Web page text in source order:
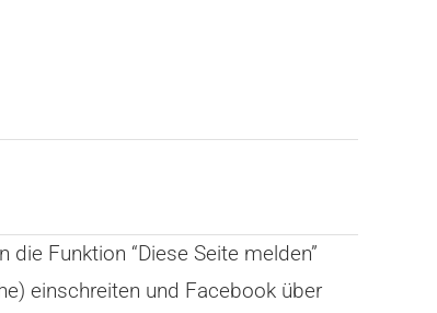
Funktion “Diese Seite melden”
einschreiten und Facebook über